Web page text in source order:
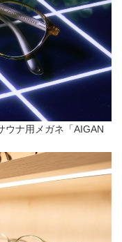
ウナ用メガネ「AIGAN